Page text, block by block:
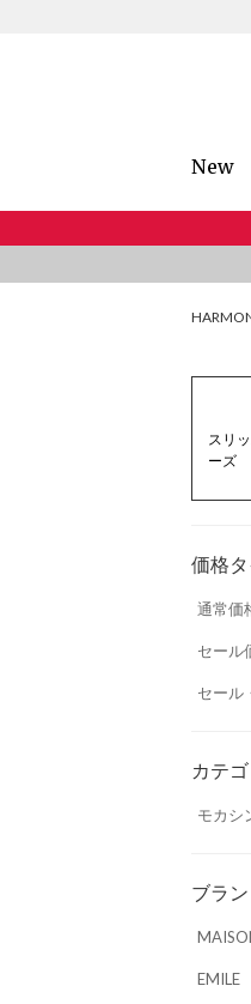
New
スリ
ーズ
価格
通常価
セール
セール
カテゴ
モカシ
ブラン
EMILE